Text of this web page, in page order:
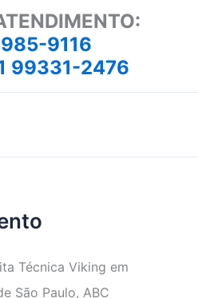
9116
99331-2476
Técnica Viking em
São Paulo, ABC